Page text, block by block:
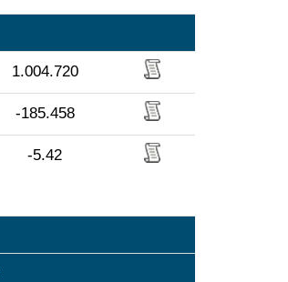
1.004.720
-185.458
-5.42